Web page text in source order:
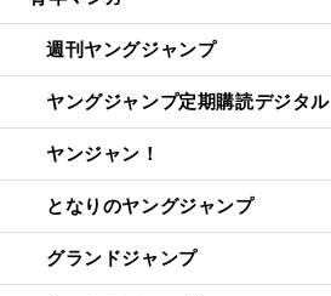
週刊ヤングジャンプ
ヤングジャンプ定期購読デジタル
ヤンジャン！
となりのヤングジャンプ
グランドジャンプ